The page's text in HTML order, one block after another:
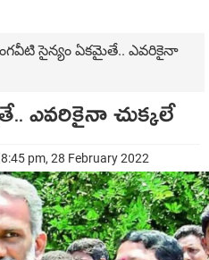
సైన్యం ఏక‌మైతే.. ఎవ‌రికైనా
ఎవ‌రికైనా చుక్క‌లే
pm, 28 February 2022